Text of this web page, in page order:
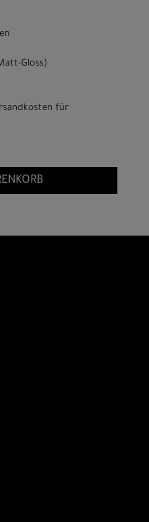
Gloss)
für